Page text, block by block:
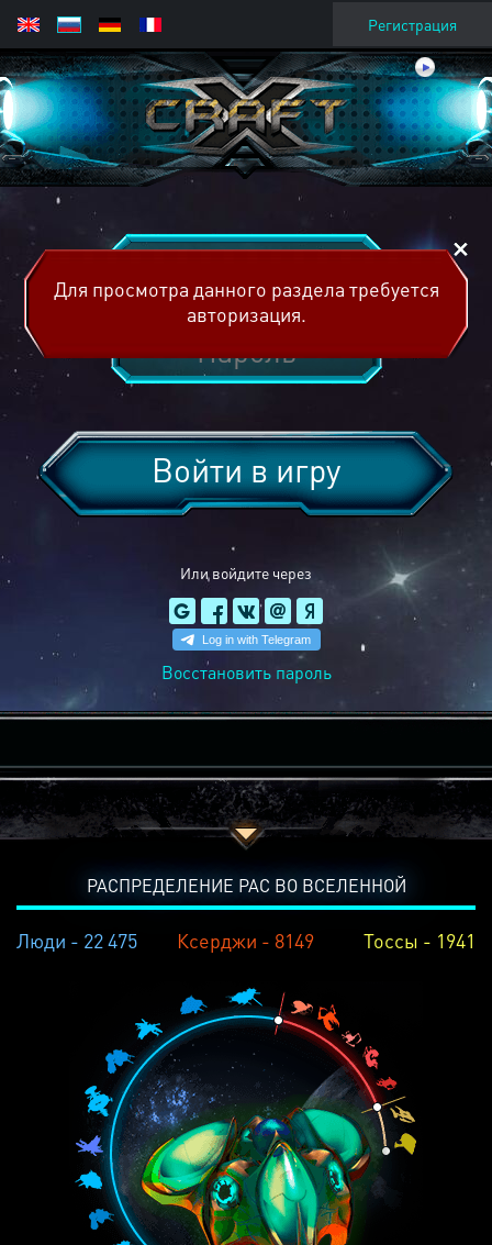
Регистрация
Или войдите через
Войти в игру
Восстановить пароль
Для просмотра данного раздела требуется
авторизация.
РАСПРЕДЕЛЕНИЕ РАС ВО ВСЕЛЕННОЙ
Люди - 22 475 Ксерджи - 8149 Тоссы - 1941